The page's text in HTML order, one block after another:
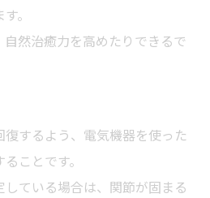
。
然治癒力を高めたりできるで
するよう、電気機器を使った
ことです。
ている場合は、関節が固まる